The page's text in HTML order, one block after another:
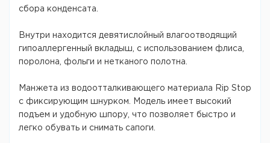
сбора конденсата.
Внутри находится девятислойный влагоотводящий
гипоаллергенный вкладыш, с использованием флиса,
поролона, фольги и нетканого полотна.
Манжета из водоотталкивающего материала Rip Stop
с фиксирующим шнурком. Модель имеет высокий
подъем и удобную шпору, что позволяет быстро и
легко обувать и снимать сапоги.